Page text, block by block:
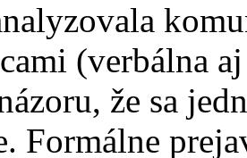
(verbálna
že sa
Formálne